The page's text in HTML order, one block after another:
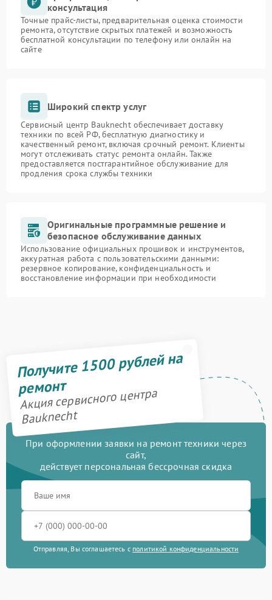
консультация
Точные прайс-листы, предварительная оценка стоимости
ремонта, отсутствие скрытых платежей и возможность
бесплатной консультации по телефону или онлайн на
сайте
Широкий спектр услуг
Сервисный центр Bauknecht обеспечивает доставку
техники по всей РФ, бесплатную диагностику и
качественный ремонт, включая срочный ремонт. Клиенты
могут отслеживать статус ремонта онлайн. Также
предоставляется постгарантийное обслуживание для
продления срока службы техники
Оригинальные программные решение и
безопасное обслуживание данных
Использование официальных прошивок и инструментов,
аккуратная работа с пользовательскими данными:
резервное копирование, конфиденциальность и
восстановление информации при необходимости
Получите 1500 рублей на
ремонт
Акция сервисного центра
Bauknecht
При оформлении заявки на ремонт техники через
сайт,
действует персональная бессрочная скидка
Отправляя, Вы соглашаетесь с политикой конфиденциальности